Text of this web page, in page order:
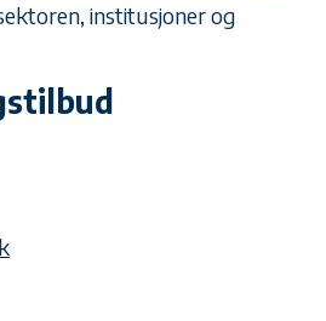
institusjoner og